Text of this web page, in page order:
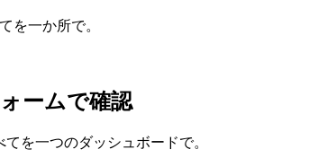
を一か所で。
ームで確認
を一つのダッシュボードで。